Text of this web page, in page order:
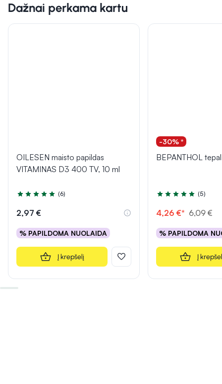
Dažnai perkama kartu
OILESEN maisto papildas
VITAMINAS D3 400 TV, 10 ml
Įvertinimas 4.8 iš 5
(6)
2,97 €
% PAPILDOMA NUOLAIDA
Į krepšelį
-30% *
BEPANTHOL
Įvertinimas 5.0 iš 5
(5)
4,26 €* 6,09 €
% PAPILDOMA
Į